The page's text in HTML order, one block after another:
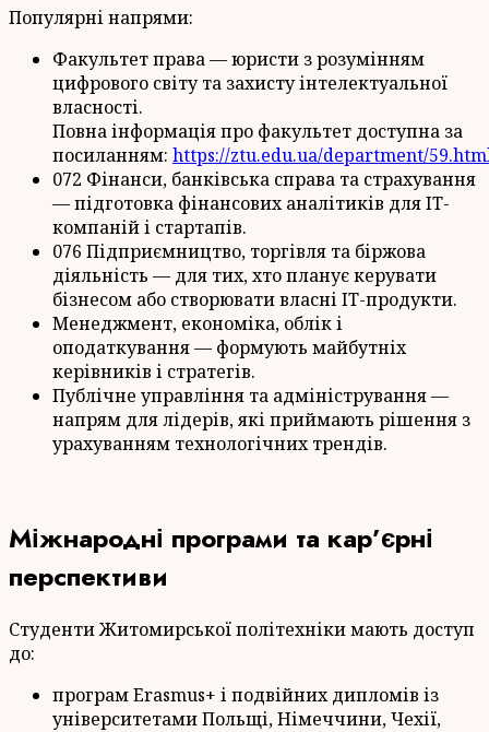
Популярні напрями:
Факультет права — юристи з розумінням
цифрового світу та захисту інтелектуальної
власності.
Повна інформація про факультет доступна за
посиланням: https://ztu.edu.ua/department/
072 Фінанси, банківська справа та страхування
— підготовка фінансових аналітиків для IT-
компаній і стартапів.
076 Підприємництво, торгівля та біржова
діяльність — для тих, хто планує керувати
бізнесом або створювати власні IT-продукти.
Менеджмент, економіка, облік і
оподаткування — формують майбутніх
керівників і стратегів.
Публічне управління та адміністрування —
напрям для лідерів, які приймають рішення з
урахуванням технологічних трендів.
Міжнародні програми та кар’єрні
перспективи
Студенти Житомирської політехніки мають доступ
до:
програм Erasmus+ і подвійних дипломів із
університетами Польщі, Німеччини, Чехії,